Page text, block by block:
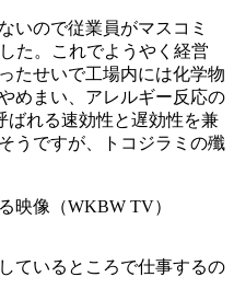
いので従業員がマスコミ
た。これでようやく経営
たせいで工場内には化学物
めまい、アレルギー反応の
ばれる速効性と遅効性を兼
うですが、トコジラミの殲
映像（WKBW TV）
ているところで仕事するの